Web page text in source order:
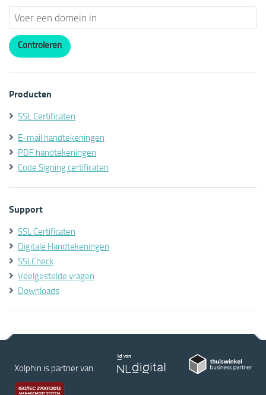
Producten
SSL Certificaten
E-mail handtekeningen
PDF handtekeningen
Code Signing certificaten
Support
SSL Certificaten
Digitale Handtekeningen
SSLCheck
Veelgestelde vragen
Downloads
Xolphin is partner van